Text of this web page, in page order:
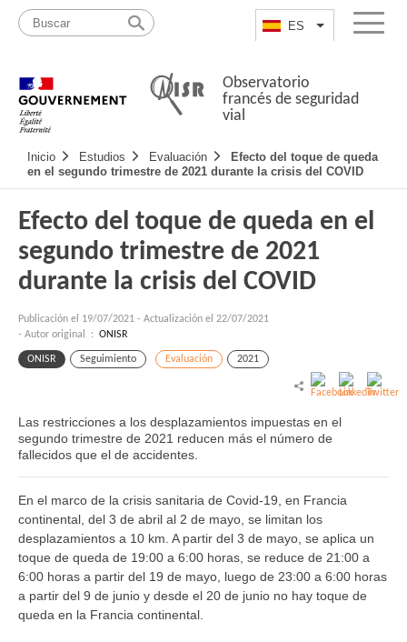
Pasar
contenido
Mapa
web
ES List additional
Menu
Observatorio
francés de seguridad
vial
Navigation
principale
Inicio Estudios Evaluación
Efecto del toque de queda
en el segundo trimestre de 2021 durante la crisis del COVID
Efecto del toque de queda en el
segundo trimestre de 2021
durante la crisis del COVID
Publicación el 19/07/2021 - Actualización el 22/07/2021
- Autor original : ONISR
ONISR Seguimiento Evaluación 2021
Las restricciones a los desplazamientos impuestas en el
segundo trimestre de 2021 reducen más el número de
fallecidos que el de accidentes.
En el marco de la crisis sanitaria de Covid-19, en Francia
continental, del 3 de abril al 2 de mayo, se limitan los
desplazamientos a 10 km. A partir del 3 de mayo, se aplica un
toque de queda de 19:00 a 6:00 horas, se reduce de 21:00 a
6:00 horas a partir del 19 de mayo, luego de 23:00 a 6:00 horas
a partir del 9 de junio y desde el 20 de junio no hay toque de
queda en la Francia continental.